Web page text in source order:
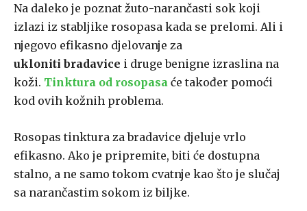
Na daleko je poznat žuto-narančasti sok koji
izlazi iz stabljike rosopasa kada se prelomi. Ali i
njegovo efikasno djelovanje za
ukloniti bradavice i druge benigne izraslina na
koži. Tinktura od rosopasa će također pomoći
kod ovih kožnih problema.
Rosopas tinktura za bradavice djeluje vrlo
efikasno. Ako je pripremite, biti će dostupna
stalno, a ne samo tokom cvatnje kao što je slučaj
sa narančastim sokom iz biljke.